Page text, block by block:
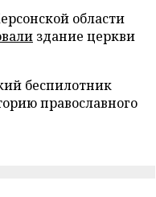
области
здание церкви
беспилотник
православного